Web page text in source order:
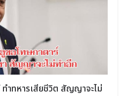
ทำทหารเสียชีวิต สัญญาจะไม่